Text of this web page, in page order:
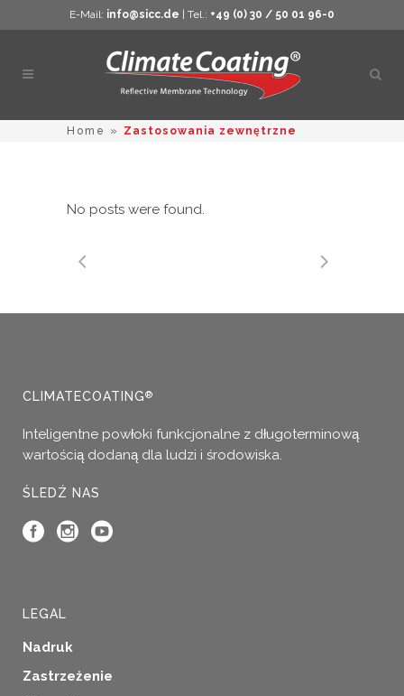
E-Mail: info@sicc.de | Tel.: +49 (0) 30 / 50 01 96-0
Home » Zastosowania zewnętrzne
No posts were found.
CLIMATECOATING®
Inteligentne powłoki funkcjonalne z długoterminową
wartością dodaną dla ludzi i środowiska.
ŚLEDŹ NAS
LEGAL
Nadruk
Zastrzeżenie